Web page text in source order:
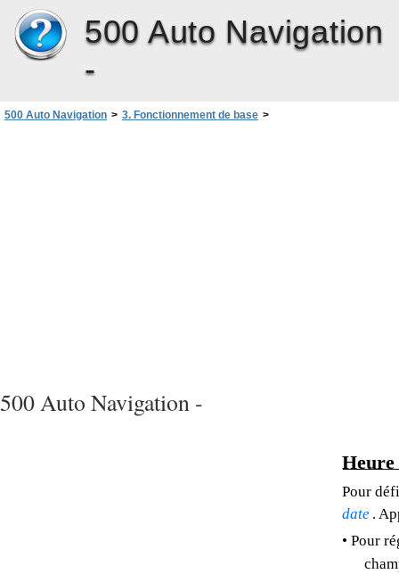
500 Auto Navigation
-
500 Auto Navigation > 3. Fonctionnement de base >
500 Auto Navigation -
Heure
Pour
date .
• Pour